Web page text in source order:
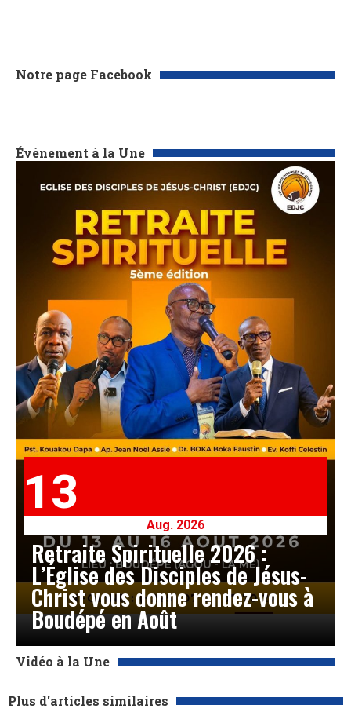
Notre page Facebook
Événement à la Une
13
Aug. 2026
Retraite Spirituelle 2026 :
L’Église des Disciples de Jésus-
Christ vous donne rendez-vous à
Boudépé en Août
Vidéo à la Une
Plus d'articles similaires